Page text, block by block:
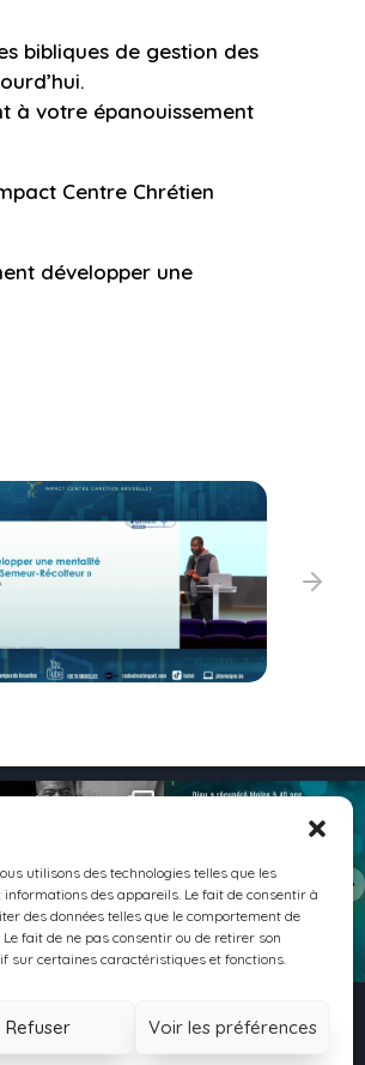
utilisons des technologies telles que les
des appareils. Le fait de consentir à
des données telles que le comportement de
fait de ne pas consentir ou de retirer son
sur certaines caractéristiques et fonctions.
Refuser Voir les préférences
bibliques de gestion des
à votre épanouissement
Centre Chrétien
développer une
682 2 102 1